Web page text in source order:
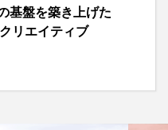
基盤を築き上げた
リエイティブ